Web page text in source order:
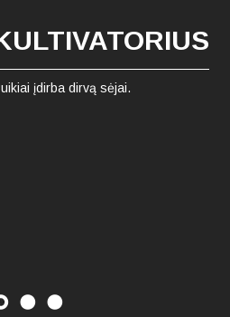
įdirba dirvą sėjai.